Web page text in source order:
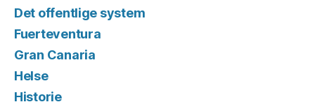
Det offentlige system
Fuerteventura
Gran Canaria
Helse
Historie